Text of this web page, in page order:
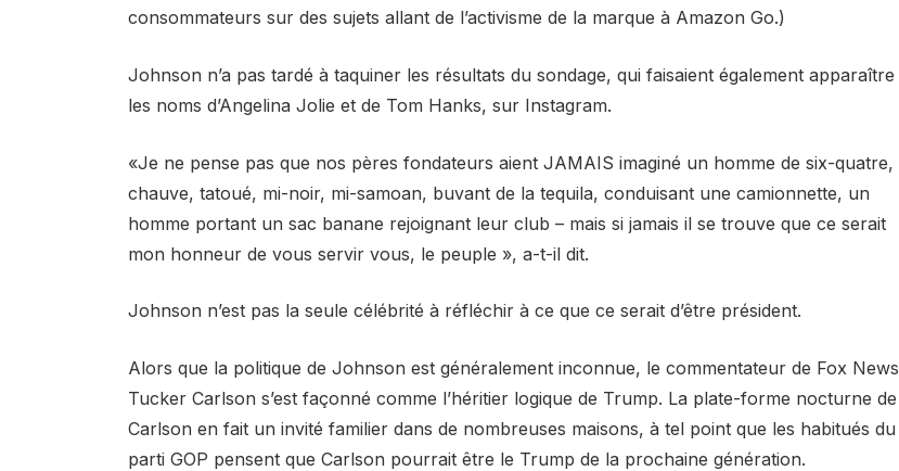
consommateurs sur des sujets allant de l’activisme de la marque à Amazon Go.)
Johnson n’a pas tardé à taquiner les résultats du sondage, qui faisaient également apparaître
les noms d’Angelina Jolie et de Tom Hanks, sur Instagram.
«Je ne pense pas que nos pères fondateurs aient JAMAIS imaginé un homme de six-quatre,
chauve, tatoué, mi-noir, mi-samoan, buvant de la tequila, conduisant une camionnette, un
homme portant un sac banane rejoignant leur club – mais si jamais il se trouve que ce serait
mon honneur de vous servir vous, le peuple », a-t-il dit.
Johnson n’est pas la seule célébrité à réfléchir à ce que ce serait d’être président.
Alors que la politique de Johnson est généralement inconnue, le commentateur de Fox News
Tucker Carlson s’est façonné comme l’héritier logique de Trump. La plate-forme nocturne de
Carlson en fait un invité familier dans de nombreuses maisons, à tel point que les habitués du
parti GOP pensent que Carlson pourrait être le Trump de la prochaine génération.